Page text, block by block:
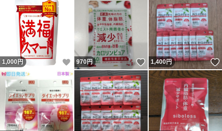
1,000 円 いいね！
970円 いいね！
1,400円